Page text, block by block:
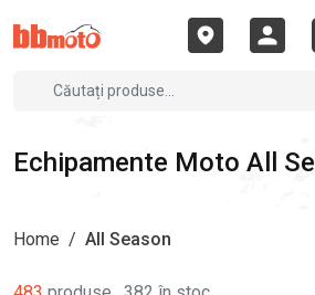
Echipamente Moto All
Home / All Season